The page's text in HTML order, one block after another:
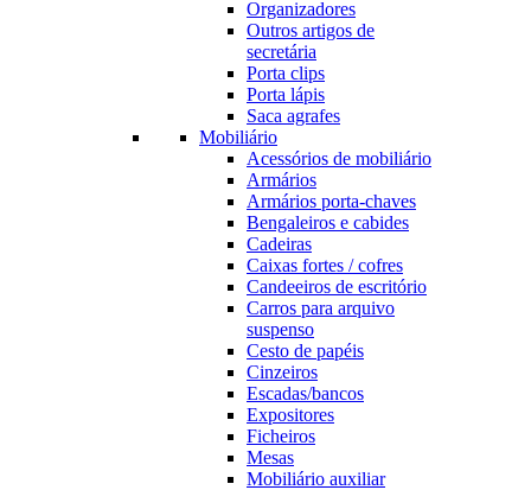
Organizadores
Outros artigos de
secretária
Porta clips
Porta lápis
Saca agrafes
Mobiliário
Acessórios de mobiliário
Armários
Armários porta-chaves
Bengaleiros e cabides
Cadeiras
Caixas fortes / cofres
Candeeiros de escritório
Carros para arquivo
suspenso
Cesto de papéis
Cinzeiros
Escadas/bancos
Expositores
Ficheiros
Mesas
Mobiliário auxiliar